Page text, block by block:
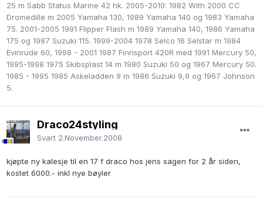
25 m Sabb Status Marine 42 hk. 2005-2010: 1982 With 2000 CC
Dromedille m 2005 Yamaha 130, 1989 Yamaha 140 og 1983 Yamaha
75. 2001-2005 1991 Flipper Flash m 1989 Yamaha 140, 1986 Yamaha
175 og 1987 Suzuki 115. 1999-2004 1978 Selco 16 Selstar m 1984
Evinrude 60, 1998 - 2001 1987 Finnsport 420R med 1991 Mercury 50,
1995-1998 1975 Skibsplast 14 m 1980 Suzuki 50 og 1967 Mercury 50.
1985 - 1995 1985 Askeladden 9 m 1986 Suzuki 9,9 og 1967 Johnson
5.
Draco24styling
Svart 2.November.2008
kjøpte ny kalesje til en 17 f draco hos jens sagen for 2 år siden,
kostet 6000.- inkl nye bøyler